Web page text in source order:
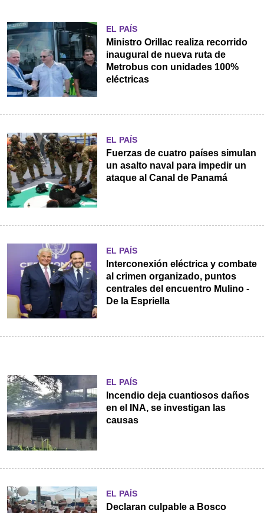
EL PAÍS
Ministro Orillac realiza recorrido
inaugural de nueva ruta de
Metrobus con unidades 100%
eléctricas
EL PAÍS
Fuerzas de cuatro países simulan
un asalto naval para impedir un
ataque al Canal de Panamá
EL PAÍS
Interconexión eléctrica y combate
al crimen organizado, puntos
centrales del encuentro Mulino -
De la Espriella
EL PAÍS
Incendio deja cuantiosos daños
en el INA, se investigan las
causas
EL PAÍS
Declaran culpable a Bosco